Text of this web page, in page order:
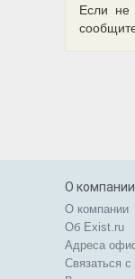
Если не
О компании
О компании
Об Exist.ru
Адреса
Связаться